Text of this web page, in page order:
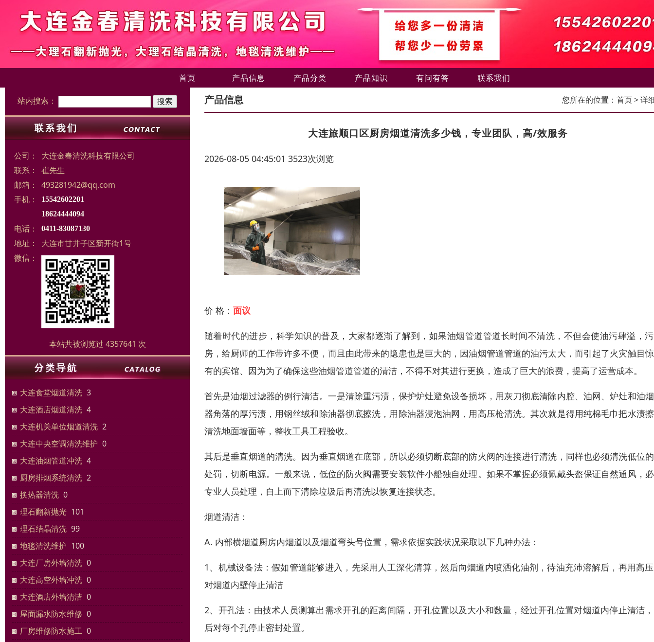
首页 产品信息 产品分类 产品知识 有问有答 联系我们
站内搜索：
公司：
大连金春清洗科技有限公司
联系：
崔先生
邮箱：
493281942@qq.com
手机：
15542602201
18624444094
电话： 0411-83087130
地址：
大连市甘井子区新开街1号
微信：
本站共被浏览过 4357641 次
大连食堂烟道清洗 3
大连酒店烟道清洗 4
大连机关单位烟道清洗 2
大连中央空调清洗维护 0
大连油烟管道冲洗 4
厨房排烟系统清洗 2
换热器清洗 0
理石翻新抛光 101
理石结晶清洗 99
地毯清洗维护 100
大连厂房外墙清洗 0
大连高空外墙冲洗 0
大连酒店外墙清洁 0
屋面漏水防水维修 0
厂房维修防水施工 0
产品信息 您所在的位置： 首页> 详
大连旅顺口区厨房烟道清洗多少钱，专业团队，高/效服务
2026-08-05 04:45:01 3523次浏览
价 格： 面议
随着时代的进步，科学知识的普及，大家都逐渐了解到，如果油烟管道管道长时间不清洗，不但会使油污肆溢，
房，给厨师的工作带许多不便，而且由此带来的隐患也是巨大的，因油烟管道管道的油污太大，而引起了火灾触目
有的宾馆、因为为了确保这些油烟管道管道的清洁，不得不对其进行更换，造成了巨大的浪费，提高了运营成本。
首先是油烟过滤器的例行清洁。一是清除重污渍，保护炉灶避免设备损坏，用灰刀彻底清除内腔、油网、炉灶和油
器角落的厚污渍，用钢丝绒和除油器彻底擦洗，用除油器浸泡油网，用高压枪清洗。其次就是得用纯棉毛巾把水渍
清洗地面墙面等，整收工具工程验收。
其后是垂直烟道的清洗。因为垂直烟道在底部，所以必须切断底部的防火阀的连接进行清洗，同样也必须清洗低位
处罚，切断电源。一般来说，低位的防火阀需要安装软件小船独自处理。如果不掌握必须佩戴头盔保证自然通风，
专业人员处理，自上而下清除垃圾后再清洗以恢复连接状态。
烟道清洁：
A. 内部横烟道厨房内烟道以及烟道弯头号位置，需求依据实践状况采取以下几种办法：
1、机械设备法：假如管道能够进入，先采用人工深化清算，然后向烟道内喷洒化油剂，待油充沛溶解后，再用高
对烟道内壁停止清洁
2、开孔法：由技术人员测算出需求开孔的距离间隔，开孔位置以及大小和数量，经过开孔位置对烟道内停止清洁
后对每个孔停止密封处置。